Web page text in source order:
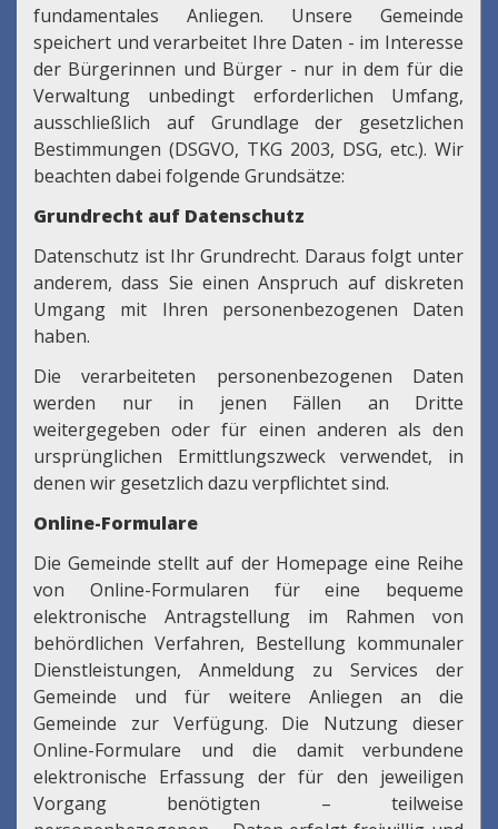
fundamentales Anliegen. Unsere Gemeinde
speichert und verarbeitet Ihre Daten - im Interesse
der Bürgerinnen und Bürger - nur in dem für die
Verwaltung unbedingt erforderlichen Umfang,
ausschließlich auf Grundlage der gesetzlichen
Bestimmungen (DSGVO, TKG 2003, DSG, etc.). Wir
beachten dabei folgende Grundsätze:
Grundrecht auf Datenschutz
Datenschutz ist Ihr Grundrecht. Daraus folgt unter
anderem, dass Sie einen Anspruch auf diskreten
Umgang mit Ihren personenbezogenen Daten
haben.
Die verarbeiteten personenbezogenen Daten
werden nur in jenen Fällen an Dritte
weitergegeben oder für einen anderen als den
ursprünglichen Ermittlungszweck verwendet, in
denen wir gesetzlich dazu verpflichtet sind.
Online-Formulare
Die Gemeinde stellt auf der Homepage eine Reihe
von Online-Formularen für eine bequeme
elektronische Antragstellung im Rahmen von
behördlichen Verfahren, Bestellung kommunaler
Dienstleistungen, Anmeldung zu Services der
Gemeinde und für weitere Anliegen an die
Gemeinde zur Verfügung. Die Nutzung dieser
Online-Formulare und die damit verbundene
elektronische Erfassung der für den jeweiligen
Vorgang benötigten – teilweise